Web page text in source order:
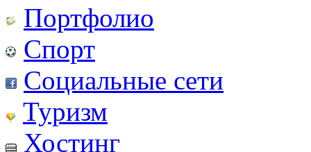
Портфолио
Спорт
Социальные сети
Туризм
Хостинг